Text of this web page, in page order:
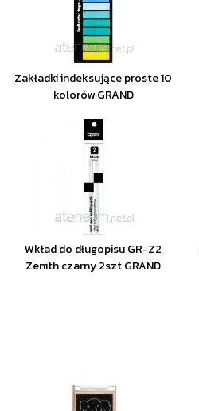
Zakładki indeksujące proste 10
kolorów GRAND
Wkład do długopisu GR-Z2
Zenith czarny 2szt GRAND